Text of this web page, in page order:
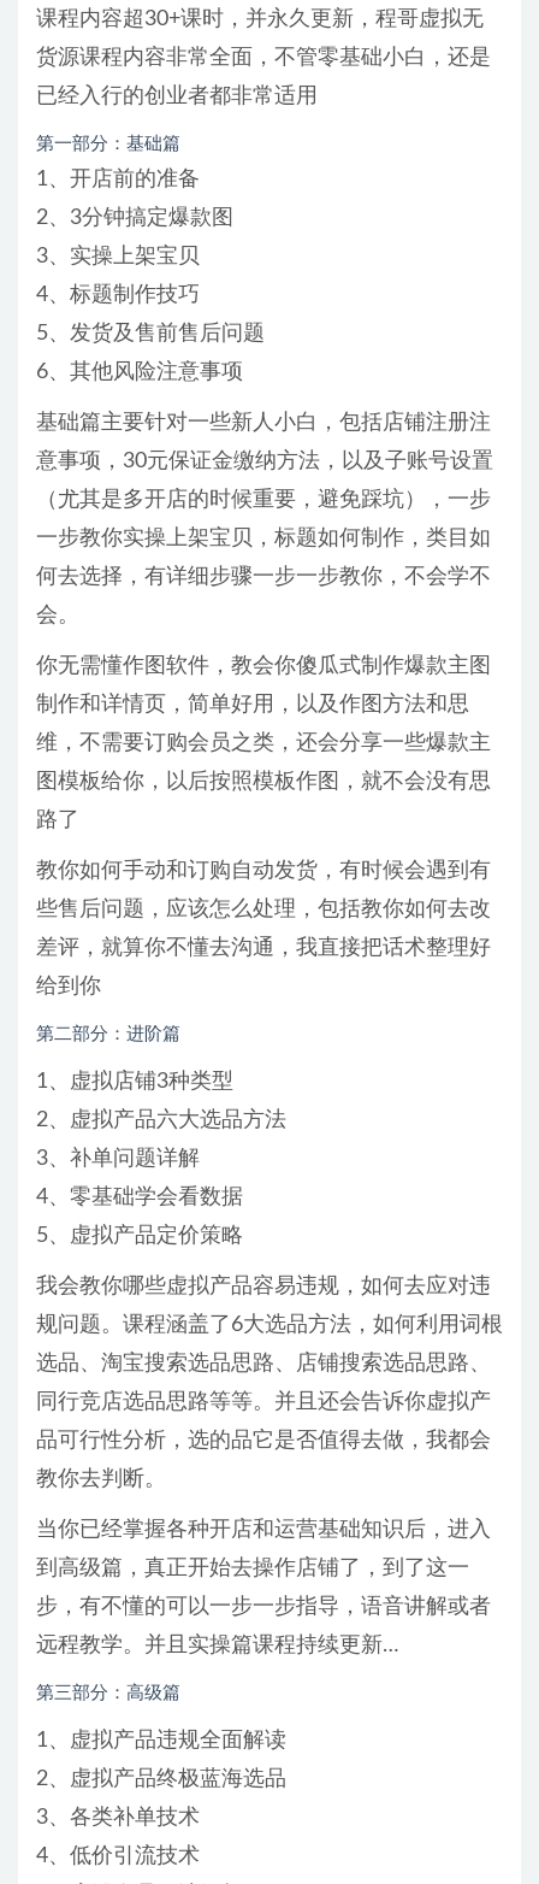
课程内容超30+课时，并永久更新，程哥虚拟无
货源课程内容非常全面，不管零基础小白，还是
已经入行的创业者都非常适用
第一部分：基础篇
1、开店前的准备
2、3分钟搞定爆款图
3、实操上架宝贝
4、标题制作技巧
5、发货及售前售后问题
6、其他风险注意事项
基础篇主要针对一些新人小白，包括店铺注册注
意事项，30元保证金缴纳方法，以及子账号设置
（尤其是多开店的时候重要，避免踩坑），一步
一步教你实操上架宝贝，标题如何制作，类目如
何去选择，有详细步骤一步一步教你，不会学不
会。
你无需懂作图软件，教会你傻瓜式制作爆款主图
制作和详情页，简单好用，以及作图方法和思
维，不需要订购会员之类，还会分享一些爆款主
图模板给你，以后按照模板作图，就不会没有思
路了
教你如何手动和订购自动发货，有时候会遇到有
些售后问题，应该怎么处理，包括教你如何去改
差评，就算你不懂去沟通，我直接把话术整理好
给到你
第二部分：进阶篇
1、虚拟店铺3种类型
2、虚拟产品六大选品方法
3、补单问题详解
4、零基础学会看数据
5、虚拟产品定价策略
我会教你哪些虚拟产品容易违规，如何去应对违
规问题。课程涵盖了6大选品方法，如何利用词根
选品、淘宝搜索选品思路、店铺搜索选品思路、
同行竞店选品思路等等。并且还会告诉你虚拟产
品可行性分析，选的品它是否值得去做，我都会
教你去判断。
当你已经掌握各种开店和运营基础知识后，进入
到高级篇，真正开始去操作店铺了，到了这一
步，有不懂的可以一步一步指导，语音讲解或者
远程教学。并且实操篇课程持续更新…
第三部分：高级篇
1、虚拟产品违规全面解读
2、虚拟产品终极蓝海选品
3、各类补单技术
4、低价引流技术